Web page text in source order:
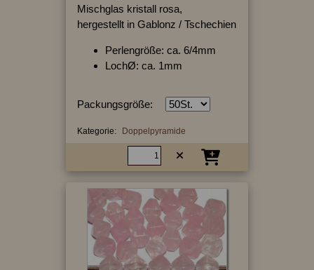
Mischglas kristall rosa,
hergestellt in Gablonz / Tschechien
Perlengröße: ca. 6/4mm
LochØ: ca. 1mm
Packungsgröße:
Kategorie: Doppelpyramide